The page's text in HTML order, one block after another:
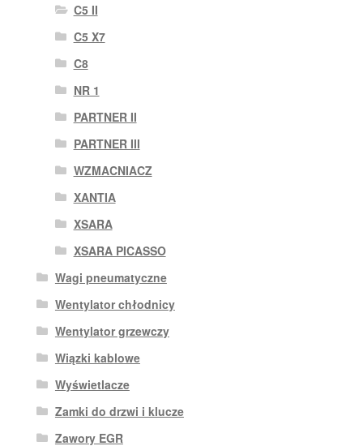
C5 II
C5 X7
C8
NR 1
PARTNER II
PARTNER III
WZMACNIACZ
XANTIA
XSARA
XSARA PICASSO
Wagi pneumatyczne
Wentylator chłodnicy
Wentylator grzewczy
Wiązki kablowe
Wyświetlacze
Zamki do drzwi i klucze
Zawory EGR